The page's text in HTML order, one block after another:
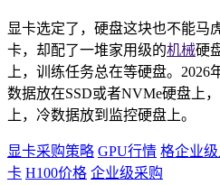
显卡选定了，硬盘这块也不能马
卡，却配了一堆家用级的机械硬
上，训练任务总在等硬盘。
数据放在SSD或者NVMe硬盘上
上，冷数据放到监控硬盘上。
显卡采购策略 GPU行情 格企业
卡 H100价格 企业级采购